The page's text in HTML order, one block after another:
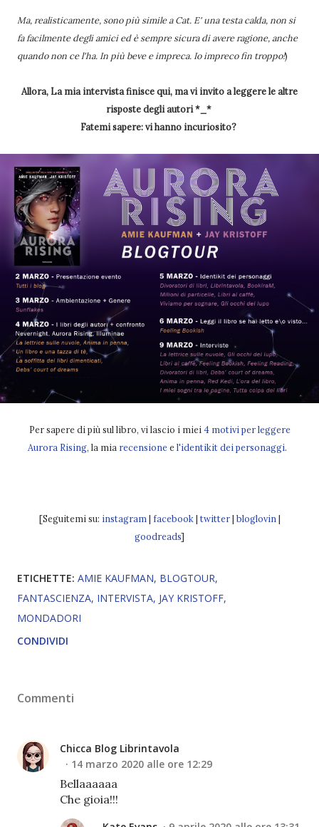
Ma, realisticamente, sono più simile a Cat. E' una testa calda, non si
fa facilmente degli amici ed è sempre sicura di avere ragione, anche
quando non ce l'ha. In più beve e impreca. Io impreco fin troppo!)
Allora, La mia intervista finisce qui, ma vi invito a leggere le altre
risposte degli autori *_*
Fatemi sapere: vi hanno incuriosito?
Per sapere di più sul libro, vi lascio i miei 4 motivi per leggere
Aurora Rising, la mia recensioneel'identikit dei personaggi.
[Seguitemi su: instagram | facebook| twitter| bloglovin |
goodreads]
ETICHETTE: AMIE KAUFMAN BLOGTOUR
FANTASCIENZA INTERVISTA JAY KRISTOFF
MONDADORI
CONDIVIDI
Commenti
Chicca Blog Librintavola
14 marzo 2020 alle ore 12:29
Bellaaaaaa
Che gioia!!!